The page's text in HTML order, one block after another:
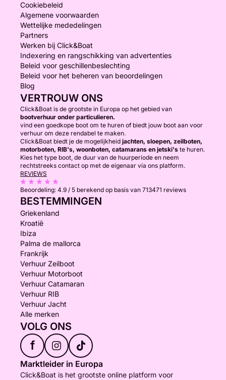
Cookiebeleid
Algemene voorwaarden
Wettelijke mededelingen
Partners
Werken bij Click&Boat
Indexering en rangschikking van advertenties
Beleid voor geschillenbeslechting
Beleid voor het beheren van beoordelingen
Blog
VERTROUW ONS
Click&Boat is de grootste in Europa op het gebied van
bootverhuur onder particulieren.
vind een goedkope boot om te huren of biedt jouw boot aan voor
verhuur om deze rendabel te maken.
Click&Boat biedt je de mogelijkheid jachten, sloepen, zeilboten,
motorboten, RIB's, woonboten, catamarans en jetski's te huren.
Kies het type boot, de duur van de huurperiode en neem
rechtstreeks contact op met de eigenaar via ons platform.
REVIEWS
Beoordeling: 4.9 / 5 berekend op basis van 713471 reviews
BESTEMMINGEN
Griekenland
Kroatië
Ibiza
Palma de mallorca
Frankrijk
Verhuur Zeilboot
Verhuur Motorboot
Verhuur Catamaran
Verhuur RIB
Verhuur Jacht
Alle merken
VOLG ONS
f
Marktleider in Europa
Click&Boat is het grootste online platform voor